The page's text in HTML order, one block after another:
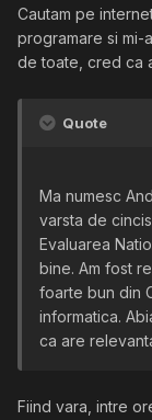
Cautam pe
programare si mi-
de toate, cred ca
Quote
Ma numesc
varsta de
Evaluarea
bine. Am fost
foarte bun din
informatica.
ca are
Fiind vara, intre